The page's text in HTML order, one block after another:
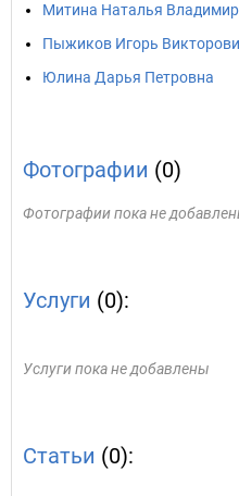
Митина Наталья
Пыжиков Игорь
Юлина Дарья Петровна
Фотографии (0)
Фотографии пока не
Услуги (0):
Услуги пока не добавлены
Статьи (0):